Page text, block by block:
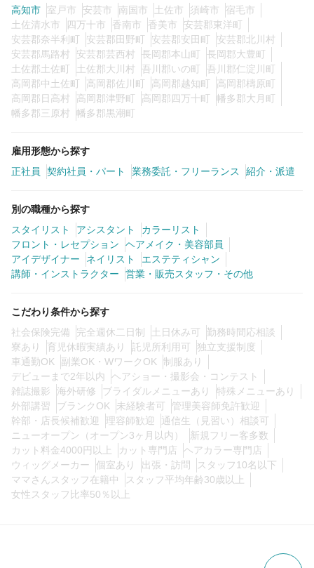
ネイリスト エステティシャン
講師・インストラクター 営業・販売スタッフ・その他
雇用形態
業務委託・フリーランス 紹介・派遣
詳細条件
詳細条件を変更
検索する
高知市
室戸市 安芸市 南国市 土佐市 須崎市
宿毛市
土佐清水市
四万十市 香南市 香美市
安芸郡東洋町
安芸郡奈半利町
安芸郡田野町 安芸郡安田町
安芸郡北川村
安芸郡馬路村
安芸郡芸西村 長岡郡本山町
長岡郡大豊町
土佐郡土佐町
土佐郡大川村 吾川郡いの町
吾川郡仁淀川町
高岡郡中土佐町
高岡郡佐川町 高岡郡越知町
高岡郡檮原町
高岡郡日高村
高岡郡津野町 高岡郡四万十町
幡多郡大月町
幡多郡三原村
幡多郡黒潮町
雇用形態から探す
正社員
契約社員・パート 業務委託・フリーランス 紹介・派遣
別の職種から探す
スタイリスト
アシスタント
カラーリスト
フロント・レセプション
ヘアメイク・美容部員
アイデザイナー
ネイリスト
エステティシャン
講師・インストラクター
営業・販売スタッフ・その他
こだわり条件から探す
社会保険完備
完全週休二日制 土日休み可
勤務時間応相談
寮あり
育児休暇実績あり 託児所利用可
独立支援制度
車通勤OK
副業OK・WワークOK
制服あり
デビューまで2年以内
ヘアショー・撮影会・コンテスト
雑誌撮影
海外研修 ブライダルメニューあり
特殊メニューあり
外部講習
ブランクOK 未経験者可
管理美容師免許歓迎
幹部・店長候補歓迎
理容師歓迎
通信生（見習い）相談可
ニューオープン（オープン3ヶ月以内）
新規フリー客多数
カット料金4000円以上
カット専門店
ヘアカラー専門店
ウィッグメーカー
個室あり 出張・訪問
スタッフ10名以下
ママさんスタッフ在籍中
スタッフ平均年齢30歳以上
女性スタッフ比率50％以上